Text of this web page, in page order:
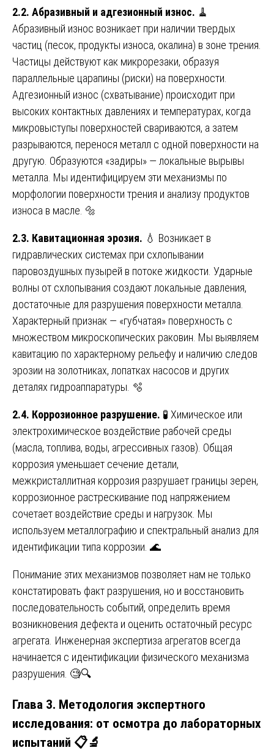
2.2. Абразивный и адгезионный износ. 🧹
Абразивный износ возникает при наличии твердых
частиц (песок, продукты износа, окалина) в зоне трения.
Частицы действуют как микрорезаки, образуя
параллельные царапины (риски) на поверхности.
Адгезионный износ (схватывание) происходит при
высоких контактных давлениях и температурах, когда
микровыступы поверхностей свариваются, а затем
разрываются, перенося металл с одной поверхности на
другую. Образуются «задиры» — локальные вырывы
металла. Мы идентифицируем эти механизмы по
морфологии поверхности трения и анализу продуктов
износа в масле. 🔩
2.3. Кавитационная эрозия. 💧 Возникает в
гидравлических системах при схлопывании
паровоздушных пузырей в потоке жидкости. Ударные
волны от схлопывания создают локальные давления,
достаточные для разрушения поверхности металла.
Характерный признак — «губчатая» поверхность с
множеством микроскопических раковин. Мы выявляем
кавитацию по характерному рельефу и наличию следов
эрозии на золотниках, лопатках насосов и других
деталях гидроаппаратуры. 🫧
2.4. Коррозионное разрушение. 🧪 Химическое или
электрохимическое воздействие рабочей среды
(масла, топлива, воды, агрессивных газов). Общая
коррозия уменьшает сечение детали,
межкристаллитная коррозия разрушает границы зерен,
коррозионное растрескивание под напряжением
сочетает воздействие среды и нагрузок. Мы
используем металлографию и спектральный анализ для
идентификации типа коррозии. 🌊
Понимание этих механизмов позволяет нам не только
констатировать факт разрушения, но и восстановить
последовательность событий, определить время
возникновения дефекта и оценить остаточный ресурс
агрегата. Инженерная экспертиза агрегатов всегда
начинается с идентификации физического механизма
разрушения. 🧐🔍
Глава 3. Методология экспертного
исследования: от осмотра до лабораторных
испытаний 📋🔬